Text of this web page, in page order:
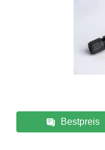
Bestpreis